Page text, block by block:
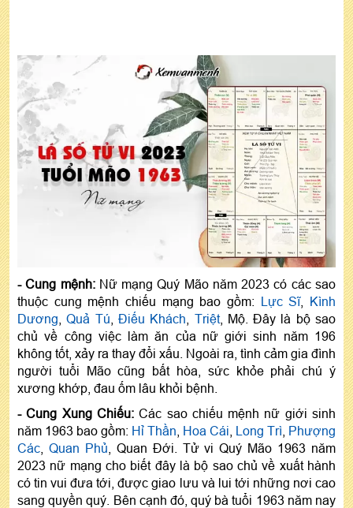
- Cung mệnh:Nữ mạng Quý Mão năm 2023 có các sao
thuộc cung mệnh chiếu mạng bao gồm: Lực Sĩ, Kình
Dương ,Quả Tú Điếu Khách Triệt, Mộ. Đây là bộ sao
chủ về công việc làm ăn của nữ giới sinh năm 196
không tốt, xảy ra thay đổi xấu. Ngoài ra, tình cảm gia đình
người tuổi Mão cũng bất hòa, sức khỏe phải chú ý
xương khớp, đau ốm lâu khỏi bệnh.
- Cung Xung Chiếu:Các sao chiếu mệnh nữ giới sinh
năm 1963 bao gồm: Hỉ Thần Hoa Cái Long Trì Phượng
Các
Quan Phủ , Quan Đới. Tử vi Quý Mão 1963 năm
2023 nữ mạng cho biết đây là bộ sao chủ về xuất hành
có tin vui đưa tới, được giao lưu và lui tới những nơi cao
sang quyền quý. Bên cạnh đó, quý bà tuổi 1963 năm nay